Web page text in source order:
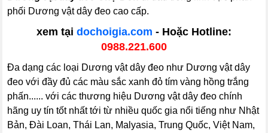
phối Dương vật dây đeo cao cấp.
xem tại dochoigia.com - Hoặc Hotline:
0988.221.600
Đa dạng các loại Dương vật dây đeo như Dương vật dây
đeo với đầy đủ các màu sắc xanh đỏ tím vàng hồng trắng
phấn...... với các thương hiệu Dương vật dây đeo chính
hãng uy tín tốt nhất tới từ nhiều quốc gia nổi tiếng như Nhật
Bản, Đài Loan, Thái Lan, Malyasia, Trung Quốc, Việt Nam,